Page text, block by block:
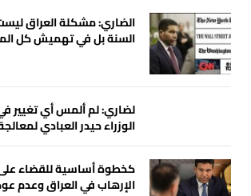
الضاري: مشكلة العراق
السنة بل في تهميش كل
لضاري: لم ألمس أي تغيير
الوزراء حيدر العبادي
كخطوة أساسية للقضاء
الإرهاب في العراق وعدم